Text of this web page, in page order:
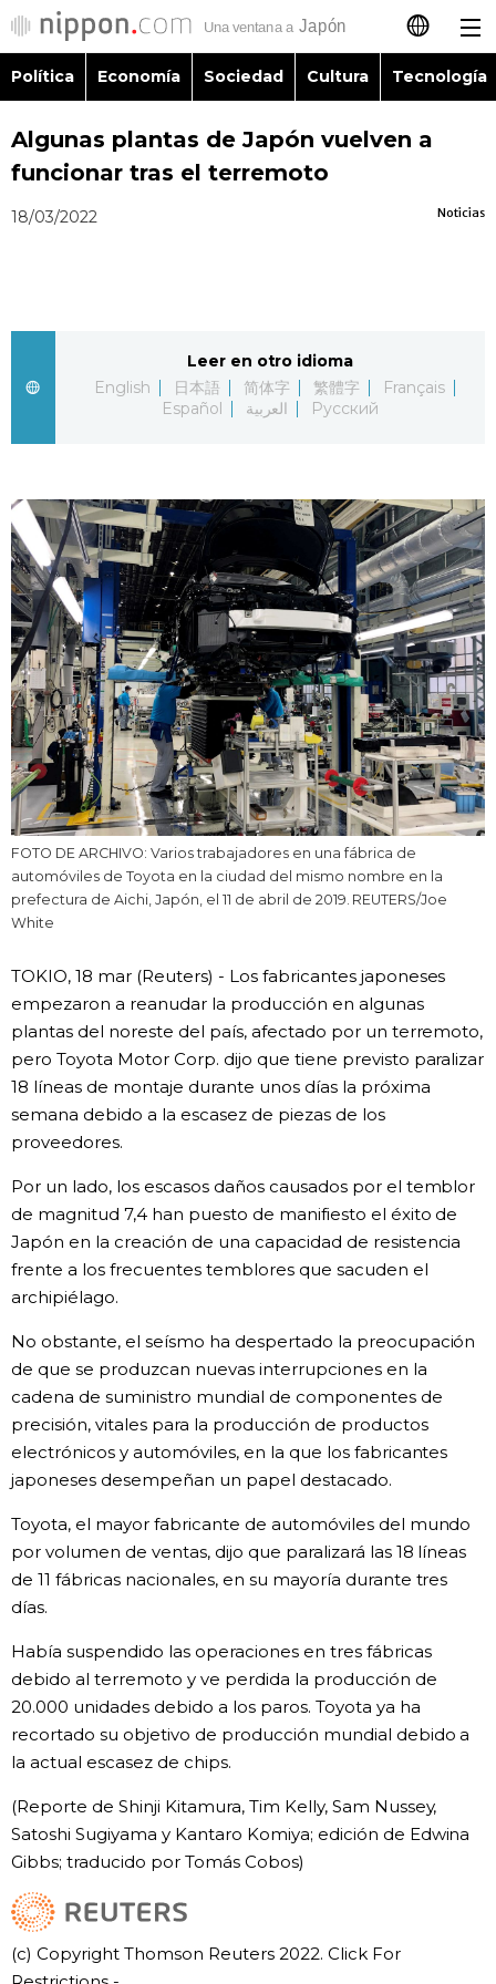
日本語
English
العربية
Русский
Política
Sociedad
Cultura
Vida
Guía de Japón
Vídeos e imágenes
En profundidad
Más
Noticias
Datos de Japón
Fragmentos de Japón
Gente
Blog
Avisos
official SNS
Política Economía Sociedad Cultura Tecnología
Algunas plantas de Japón vuelven a
funcionar tras el terremoto
Noticias
18/03/2022
Leer en otro idioma
English
日本語 简体字 繁體字
Français
Español
العربية Русский
FOTO DE ARCHIVO: Varios trabajadores en una fábrica de
automóviles de Toyota en la ciudad del mismo nombre en la
prefectura de Aichi, Japón, el 11 de abril de 2019. REUTERS/Joe
White
TOKIO, 18 mar (Reuters) - Los fabricantes japoneses
empezaron a reanudar la producción en algunas
plantas del noreste del país, afectado por un terremoto,
pero Toyota Motor Corp. dijo que tiene previsto paralizar
18 líneas de montaje durante unos días la próxima
semana debido a la escasez de piezas de los
proveedores.
Por un lado, los escasos daños causados por el temblor
de magnitud 7,4 han puesto de manifiesto el éxito de
Japón en la creación de una capacidad de resistencia
frente a los frecuentes temblores que sacuden el
archipiélago.
No obstante, el seísmo ha despertado la preocupación
de que se produzcan nuevas interrupciones en la
cadena de suministro mundial de componentes de
precisión, vitales para la producción de productos
electrónicos y automóviles, en la que los fabricantes
japoneses desempeñan un papel destacado.
Toyota, el mayor fabricante de automóviles del mundo
por volumen de ventas, dijo que paralizará las 18 líneas
de 11 fábricas nacionales, en su mayoría durante tres
días.
Había suspendido las operaciones en tres fábricas
debido al terremoto y ve perdida la producción de
20.000 unidades debido a los paros. Toyota ya ha
recortado su objetivo de producción mundial debido a
la actual escasez de chips.
(Reporte de Shinji Kitamura, Tim Kelly, Sam Nussey,
Satoshi Sugiyama y Kantaro Komiya; edición de Edwina
Gibbs; traducido por Tomás Cobos)
(c) Copyright Thomson Reuters 2022. Click For